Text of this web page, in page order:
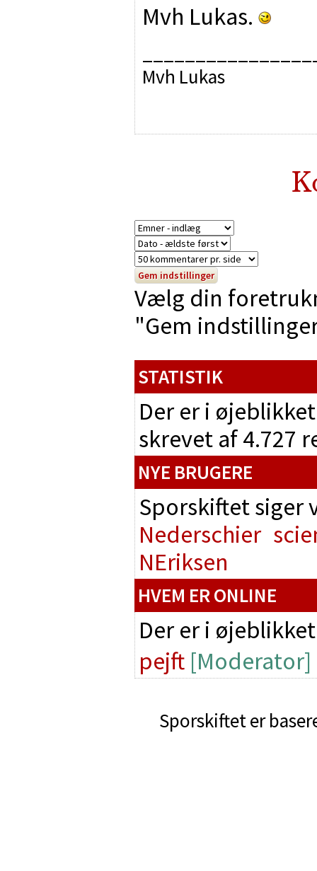
Mvh Lukas.
Mvh Lukas
Vælg din
"Gem
STATISTIK
Der er i
skrevet af 4.727
NYE BRUGERE
Sporskiftet
Nederschier
NEriksen
HVEM ER ONLINE
Der er i
pejft [Moderator]
Sporskiftet er